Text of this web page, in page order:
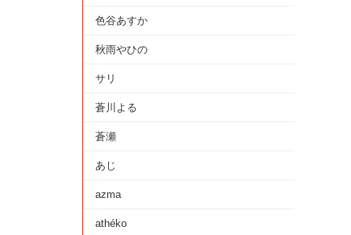
色谷あすか
秋雨やひの
サリ
蒼川よる
蒼瀬
あじ
azma
athéko